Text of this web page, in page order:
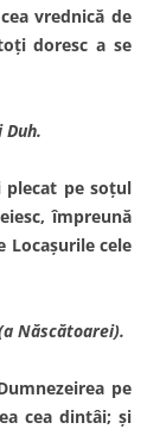
vrednică de
doresc a se
plecat pe soţul
împreună
Locaşurile cele
Născătoarei).
pe
cea dintâi; şi